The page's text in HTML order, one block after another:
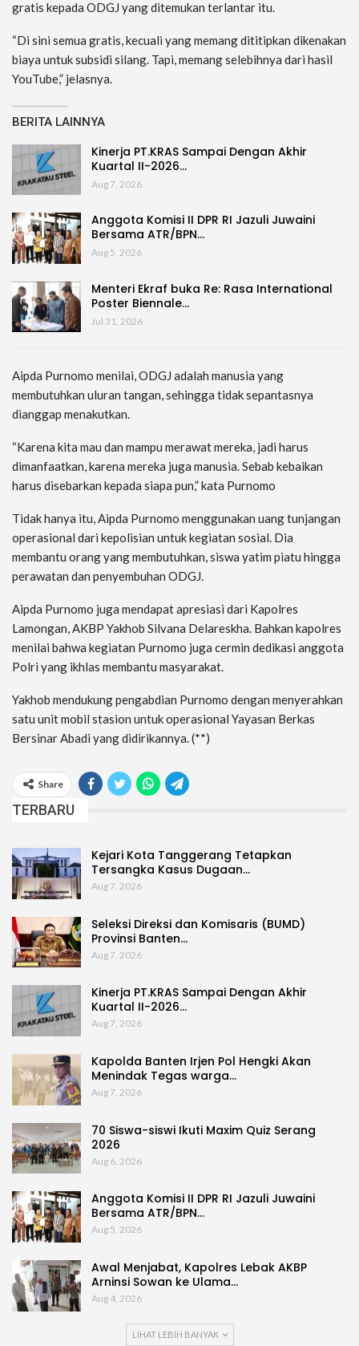
gratis kepada ODGJ yang ditemukan terlantar itu.
“Di sini semua gratis, kecuali yang memang dititipkan dikenakan
biaya untuk subsidi silang. Tapi, memang selebihnya dari hasil
YouTube,” jelasnya.
BERITA LAINNYA
Kinerja PT.KRAS Sampai Dengan Akhir
Kuartal II-2026…
Aug 7, 2026
Anggota Komisi II DPR RI Jazuli Juwaini
Bersama ATR/BPN…
Aug 5, 2026
Menteri Ekraf buka Re: Rasa International
Poster Biennale…
Jul 31, 2026
Aipda Purnomo menilai, ODGJ adalah manusia yang
membutuhkan uluran tangan, sehingga tidak sepantasnya
dianggap menakutkan.
“Karena kita mau dan mampu merawat mereka, jadi harus
dimanfaatkan, karena mereka juga manusia. Sebab kebaikan
harus disebarkan kepada siapa pun,” kata Purnomo
Tidak hanya itu, Aipda Purnomo menggunakan uang tunjangan
operasional dari kepolisian untuk kegiatan sosial. Dia
membantu orang yang membutuhkan, siswa yatim piatu hingga
perawatan dan penyembuhan ODGJ.
Aipda Purnomo juga mendapat apresiasi dari Kapolres
Lamongan, AKBP Yakhob Silvana Delareskha. Bahkan kapolres
menilai bahwa kegiatan Purnomo juga cermin dedikasi anggota
Polri yang ikhlas membantu masyarakat.
Yakhob mendukung pengabdian Purnomo dengan menyerahkan
satu unit mobil stasion untuk operasional Yayasan Berkas
Bersinar Abadi yang didirikannya. (**)
Share
TERBARU
Kejari Kota Tanggerang Tetapkan
Tersangka Kasus Dugaan…
Aug 7, 2026
Seleksi Direksi dan Komisaris (BUMD)
Provinsi Banten…
Aug 7, 2026
Kinerja PT.KRAS Sampai Dengan Akhir
Kuartal II-2026…
Aug 7, 2026
Kapolda Banten Irjen Pol Hengki Akan
Menindak Tegas warga…
Aug 7, 2026
70 Siswa-siswi Ikuti Maxim Quiz Serang
2026
Aug 6, 2026
Anggota Komisi II DPR RI Jazuli Juwaini
Bersama ATR/BPN…
Aug 5, 2026
Awal Menjabat, Kapolres Lebak AKBP
Arninsi Sowan ke Ulama…
Aug 4, 2026
LIHAT LEBIH BANYAK